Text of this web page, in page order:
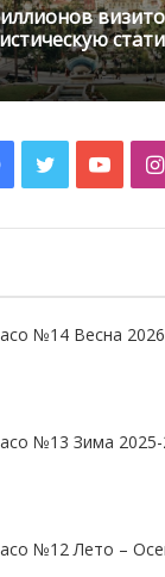
Island
новую
Design
яхтенного
метров,
Facebook
Twitter
№14 Весна 2026
№13 Зима 2025-
№12 Лето –